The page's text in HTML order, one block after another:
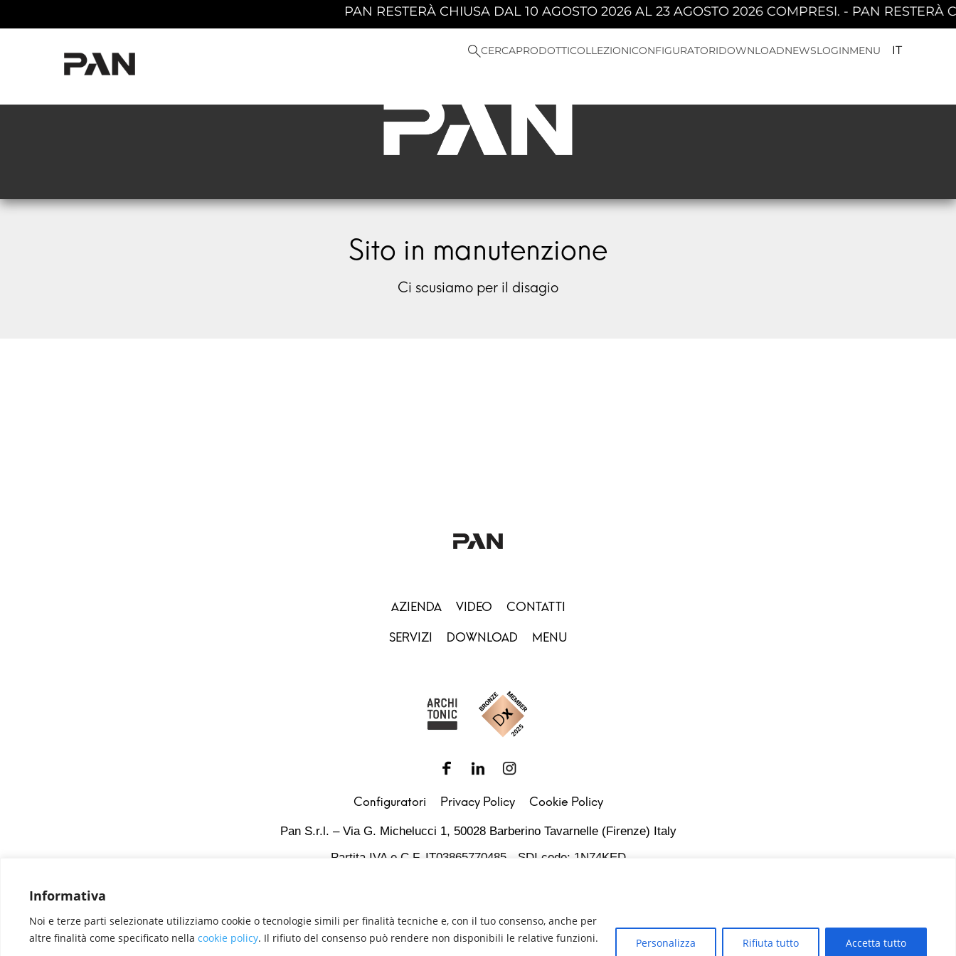
Informativa
Noi e terze parti selezionate utilizziamo cookie o tecnologie simili per finalità tecniche e, con il tuo consenso, anche per
altre finalità come specificato nella cookie policy. Il rifiuto del consenso può rendere non disponibili le relative funzioni. Personalizza Rifiuta tutto Accetta tutto
Sito in manutenzione
Ci scusiamo per il disagio
PAN RESTERÀ CHIUSA DAL 10 AGOSTO 2026 AL 23 AGOSTO 2026 COMPRESI. - PAN RESTERÀ
CERCAPRODOTTICOLLEZIONICONFIGURATORIDOWNLOADNEWSLOGINMENU IT
AZIENDA VIDEO CONTATTI
SERVIZI DOWNLOAD MENU
Configuratori Privacy Policy Cookie Policy
Pan S.r.l. – Via G. Michelucci 1, 50028 Barberino Tavarnelle (Firenze) Italy
Partita IVA e C.F. IT03865770485 - SDI code: 1N74KED